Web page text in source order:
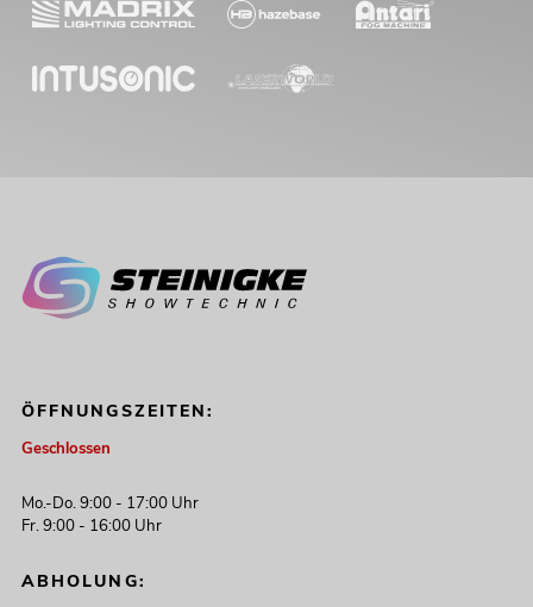
ÖFFNUNGSZEITEN:
Geschlossen
Mo.-Do. 9:00 - 17:00 Uhr
Fr. 9:00 - 16:00 Uhr
ABHOLUNG: